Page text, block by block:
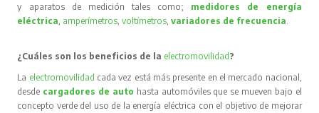
y aparatos de medición tales como; medidores de energía
eléctrica amperímetros ,voltímetros ,variadores de frecuencia
¿Cuáles son los beneficios de la electromovilidad?
La electromovilidad cada vez está más presente en el mercado nacional,
desde cargadores de auto hasta automóviles que se mueven bajo el
concepto verde del uso de la energía eléctrica con el objetivo de mejorar